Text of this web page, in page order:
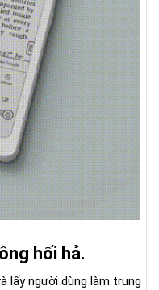
hối hả.
lấy người dùng làm trung